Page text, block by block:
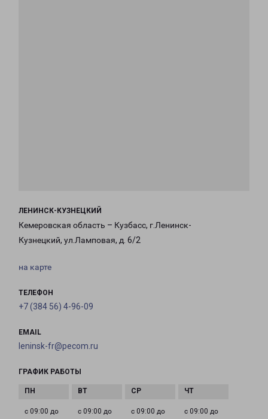
ЛЕНИНСК-КУЗНЕЦКИЙ
Кемеровская область – Кузбасс, г.Ленинск-
Кузнецкий, ул.Ламповая, д. 6/2
на карте
ТЕЛЕФОН
+7 (384 56) 4-96-09
EMAIL
leninsk-fr@pecom.ru
ГРАФИК РАБОТЫ
с 09:00 до
с 09:00 до
с 09:00 до
с 09:00 до